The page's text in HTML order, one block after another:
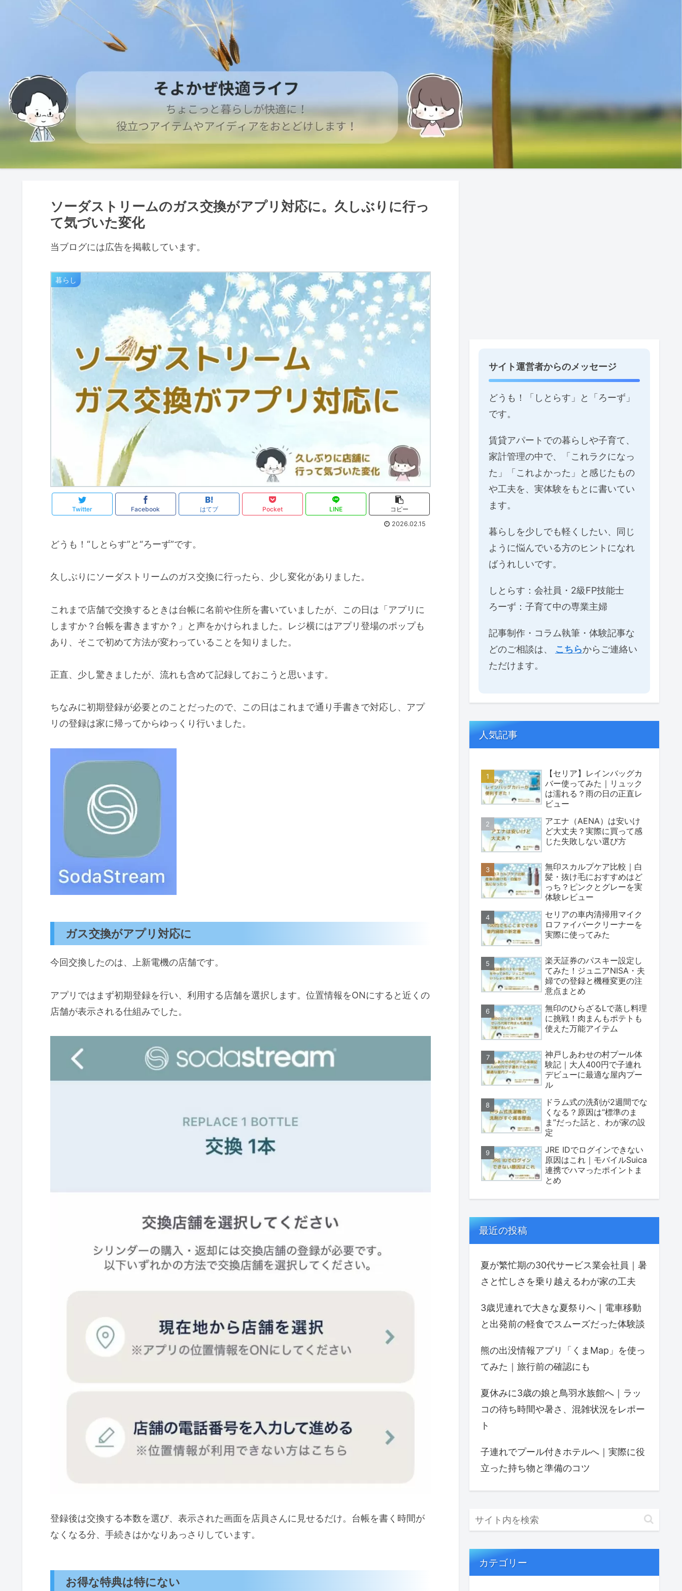
ソーダストリームのガス交換がアプリ対応に。久しぶりに行っ
て気づいた変化
当ブログには広告を掲載しています。
暮らし
Twitter Facebook はてブ Pocket LINE
コピー
2026.02.15
どうも！“しとらす”と“ろーず”です。
久しぶりにソーダストリームのガス交換に行ったら、少し変化がありました。
これまで店舗で交換するときは台帳に名前や住所を書いていましたが、この日は「アプリに
しますか？台帳を書きますか？」と声をかけられました。レジ横にはアプリ登場のポップも
あり、そこで初めて方法が変わっていることを知りました。
正直、少し驚きましたが、流れも含めて記録しておこうと思います。
ちなみに初期登録が必要とのことだったので、この日はこれまで通り手書きで対応し、アプ
リの登録は家に帰ってからゆっくり行いました。
ガス交換がアプリ対応に
今回交換したのは、上新電機の店舗です。
アプリではまず初期登録を行い、利用する店舗を選択します。位置情報をONにすると近くの
店舗が表示される仕組みでした。
登録後は交換する本数を選び、表示された画面を店員さんに見せるだけ。台帳を書く時間が
なくなる分、手続きはかなりあっさりしています。
お得な特典は特にない
サイト運営者からのメッセージ
どうも！「しとらす」と「ろーず」
です。
賃貸アパートでの暮らしや子育て、
家計管理の中で、「これラクになっ
た」「これよかった」と感じたもの
や工夫を、実体験をもとに書いてい
ます。
暮らしを少しでも軽くしたい、同じ
ように悩んでいる方のヒントになれ
ばうれしいです。
しとらす：会社員・2級FP技能士
ろーず：子育て中の専業主婦
記事制作・コラム執筆・体験記事な
どのご相談は、 こちらからご連絡い
ただけます。
人気記事
【セリア】レインバッグカ
バー使ってみた｜リュック
は濡れる？雨の日の正直レ
ビュー
アエナ（AENA）は安いけ
ど大丈夫？実際に買って感
じた失敗しない選び方
無印スカルプケア比較｜白
髪・抜け毛におすすめはど
っち？ピンクとグレーを実
体験レビュー
セリアの車内清掃用マイク
ロファイバークリーナーを
実際に使ってみた
楽天証券のパスキー設定し
てみた！ジュニアNISA・夫
婦での登録と機種変更の注
意点まとめ
無印のひらざるLで蒸し料理
に挑戦！肉まんもポテトも
使えた万能アイテム
神戸しあわせの村プール体
験記｜大人400円で子連れ
デビューに最適な屋内プー
ル
ドラム式の洗剤が2週間でな
くなる？原因は“標準のま
ま”だった話と、わが家の設
定
JRE IDでログインできない
原因はこれ｜モバイルSuica
連携でハマったポイントま
とめ
最近の投稿
夏が繁忙期の30代サービス業会社員｜暑
さと忙しさを乗り越えるわが家の工夫
3歳児連れで大きな夏祭りへ｜電車移動
と出発前の軽食でスムーズだった体験談
熊の出没情報アプリ「くまMap」を使っ
てみた｜旅行前の確認にも
夏休みに3歳の娘と鳥羽水族館へ｜ラッ
コの待ち時間や暑さ、混雑状況をレポー
ト
子連れでプール付きホテルへ｜実際に役
立った持ち物と準備のコツ
カテゴリー